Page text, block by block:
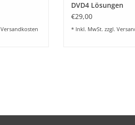
Versandkosten
DVD4 Lösungen
€29,00
* Inkl. MwSt. zzgl.